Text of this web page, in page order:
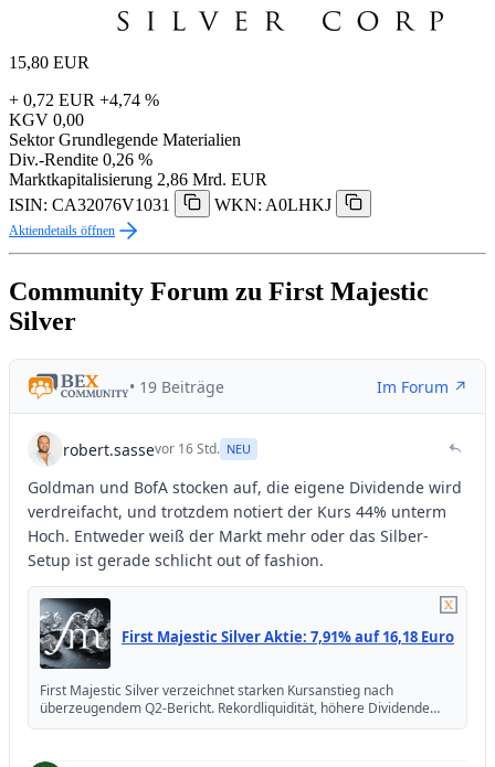
15,80 EUR
+ 0,72 EUR +4,74 %
KGV 0,00
Sektor Grundlegende Materialien
Div.-Rendite 0,26 %
Marktkapitalisierung 2,86 Mrd. EUR
ISIN: CA32076V1031
WKN: A0LHKJ
Aktiendetails öffnen
Community Forum zu First Majestic
Silver